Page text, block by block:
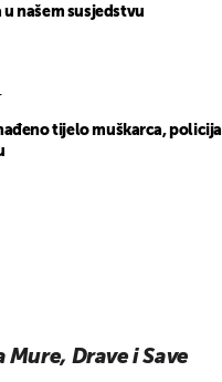
našem susjedstvu
tijelo muškarca, policija
Drave i Save